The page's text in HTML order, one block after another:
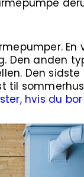
Den anden
Den
til
hvis du